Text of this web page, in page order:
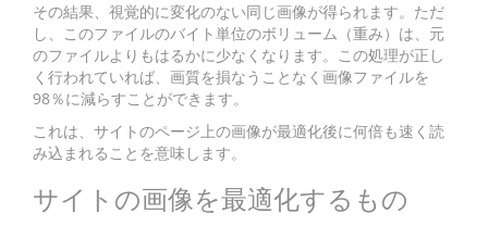
その結果、視覚的に変化のない同じ画像が得られます。ただ
し、このファイルのバイト単位のボリューム（重み）は、元
のファイルよりもはるかに少なくなります。この処理が正し
く行われていれば、画質を損なうことなく画像ファイルを
98％に減らすことができます。
これは、サイトのページ上の画像が最適化後に何倍も速く読
み込まれることを意味します。
サイトの画像を最適化するもの